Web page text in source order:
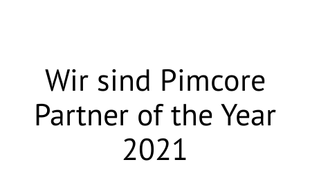
Wir sind Pimcore
Partner of the Year
2021